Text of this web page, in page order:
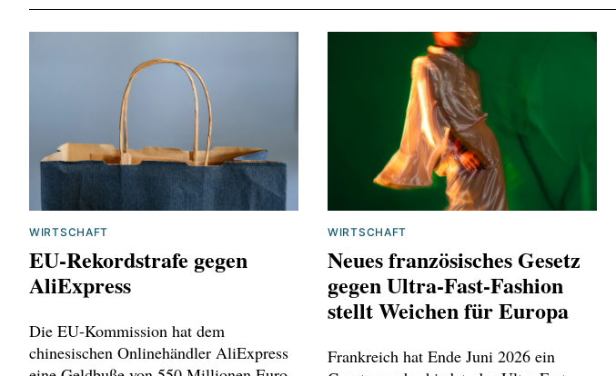
WIRTSCHAFT
EU-Rekordstrafe gegen
AliExpress
Die EU-Kommission hat dem
chinesischen Onlinehändler AliExpress
WIRTSCHAFT
Neues französisches Gesetz
gegen Ultra-Fast-Fashion
stellt Weichen für Europa
Frankreich hat Ende Juni 2026 ein